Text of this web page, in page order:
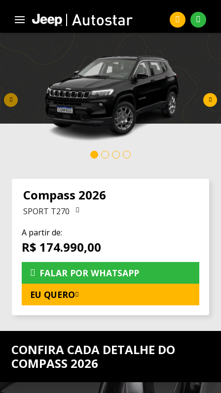
Compass 2026
SPORT T270
A partir de:
R$ 174.990,00
FALAR POR WHATSAPP
EU QUERO
CONFIRA CADA DETALHE DO
COMPASS 2026